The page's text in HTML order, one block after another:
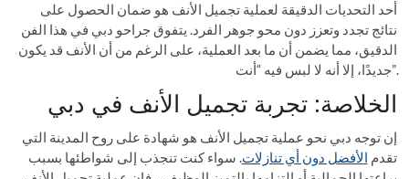
أحد التحديات الدقيقة لعملية تجميل الأنف هو ضمان الحصول على
نتائج تجدد وتعزز دون محو جوهر الفرد. يتفوق جراحو دبي في هذا الفن
الدقيق، مما يضمن أن ما بعد العملية، على الرغم من أن الأنف قد يكون
جديدًا، إلا أنه لا لبس فيه “أنت”.
الخلاصة: تجربة تجميل الأنف في دبي
إن توجه دبي نحو عملية تجميل الأنف هو شهادة على روح المدينة التي
تقدم الأفضل دون أي تنازلات. سواء كنت تنجذب إلى شواطئها بسبب